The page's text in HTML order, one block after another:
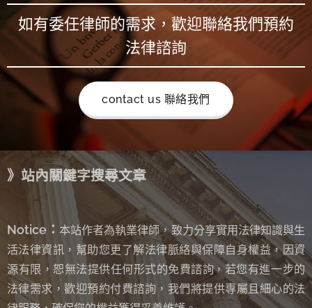
如有委任律師的需求，歡迎聯絡我們預約
法律諮詢
contact us 聯絡我們
》站內關鍵字搜尋文章
Notice： 本站作者為執業律師，致力分享實用法律知識與生
活法律資訊，幫助您更了解法律脈絡與保障自身權益，因資
源有限，恕無法提供任何形式的免費諮詢， 若您有進一步的
法律需求，歡迎預約付費諮詢，我們將提供專屬且細心的法